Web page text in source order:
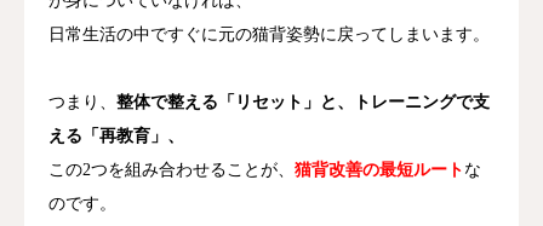
日常生活の中ですぐに元の猫背姿勢に戻ってしまいます。
つまり、 整体で整える「リセット」と、トレーニングで支
える「再教育」、
この2つを組み合わせることが、 猫背改善の最短ルート な
のです。